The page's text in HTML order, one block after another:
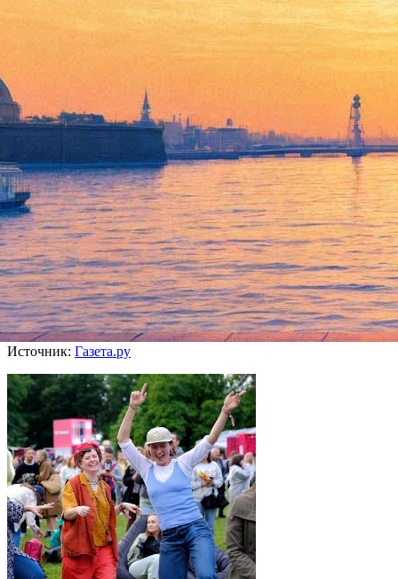
Версия для печати
Скончалась австралийская писательница Колин Маккалоу,
прославившаяся романом «Поющие в терновнике», сообщает
ABC.
Самый популярный свой роман «Поющие в терновнике»
Маккалоу опубликовала в США в 1977 году. После успеха
вышедшего в 1983 году минисериала по книге она переехала
из США на остров Норфолк, где встретила своего мужа Рика
Робинсона.
Маккалоу было 77 лет. Свою последнюю книгу «Горькая
радость» она выпустила в 2013 году.
Источник: Газета.ру